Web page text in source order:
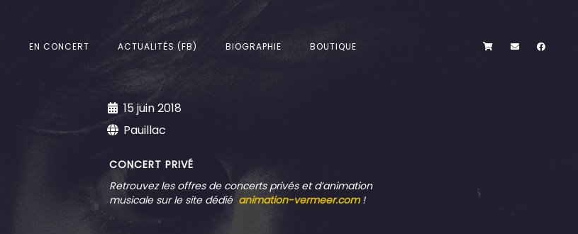
EN CONCERT ACTUALITÉS (FB) BIOGRAPHIE BOUTIQUE
15 juin 2018
Pauillac
CONCERT PRIVÉ
Retrouvezles offres de concerts privés et d’animation
musicale sur le site dédié animation-vermeer.com !